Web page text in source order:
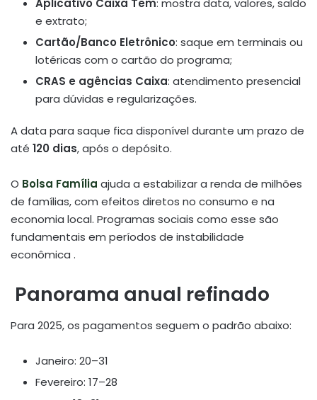
Aplicativo Caixa Tem: mostra data, valores, saldo
e extrato;
Cartão/Banco Eletrônico: saque em terminais ou
lotéricas com o cartão do programa;
CRAS e agências Caixa: atendimento presencial
para dúvidas e regularizações.
A data para saque fica disponível durante um prazo de
até 120 dias, após o depósito.
O Bolsa Família ajuda a estabilizar a renda de milhões
de famílias, com efeitos diretos no consumo e na
economia local. Programas sociais como esse são
fundamentais em períodos de instabilidade
econômica .
️ Panorama anual refinado
Para 2025, os pagamentos seguem o padrão abaixo:
Janeiro: 20–31
Fevereiro: 17–28